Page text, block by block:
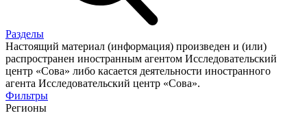
Разделы
Настоящий материал (информация) произведен и (или)
распространен иностранным агентом Исследовательский
центр «Сова» либо касается деятельности иностранного
агента Исследовательский центр «Сова».
Фильтры
Регионы